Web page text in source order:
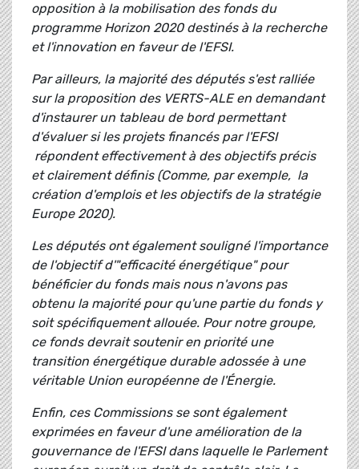
opposition à la mobilisation des fonds du
programme Horizon 2020 destinés à la recherche
et l'innovation en faveur de l'EFSI.
Par ailleurs, la majorité des députés s'est ralliée
sur la proposition des VERTS-ALE en demandant
d'instaurer un tableau de bord permettant
d'évaluer si les projets financés par l'EFSI
répondent effectivement à des objectifs précis
et clairement définis (Comme, par exemple, la
création d'emplois et les objectifs de la stratégie
Europe 2020).
Les députés ont également souligné l'importance
de l'objectif d'"efficacité énergétique" pour
bénéficier du fonds mais nous n'avons pas
obtenu la majorité pour qu'une partie du fonds y
soit spécifiquement allouée. Pour notre groupe,
ce fonds devrait soutenir en priorité une
transition énergétique durable adossée à une
véritable Union européenne de l'Énergie.
Enfin, ces Commissions se sont également
exprimées en faveur d'une amélioration de la
gouvernance de l'EFSI dans laquelle le Parlement